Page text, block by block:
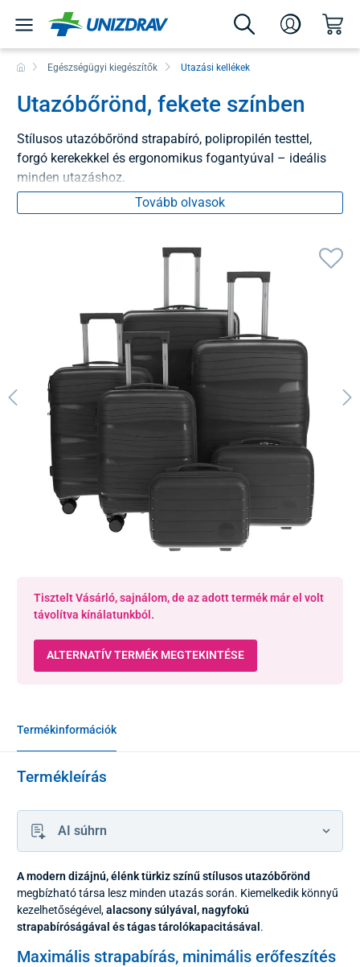
Egészségügyi kiegészítők Utazási kellékek
Utazóbőrönd, fekete színben
Stílusos utazóbőrönd strapabíró, polipropilén testtel,
forgó kerekekkel és ergonomikus fogantyúval – ideális
minden utazáshoz.
Tovább olvasok
Tisztelt Vásárló, sajnálom, de az adott termék már el volt
távolítva kínálatunkból.
ALTERNATÍV TERMÉK MEGTEKINTÉSE
Termékinformációk
Termékleírás
AI súhrn
Amodern dizájnú, élénk türkiz színű stílusos utazóbőrönd
megbízható társa lesz minden utazás során. Kiemelkedik könnyű
kezelhetőségével,alacsony súlyával, nagyfokú
strapabíróságával és tágas tárolókapacitásával .
Maximális strapabírás, minimális erőfeszítés